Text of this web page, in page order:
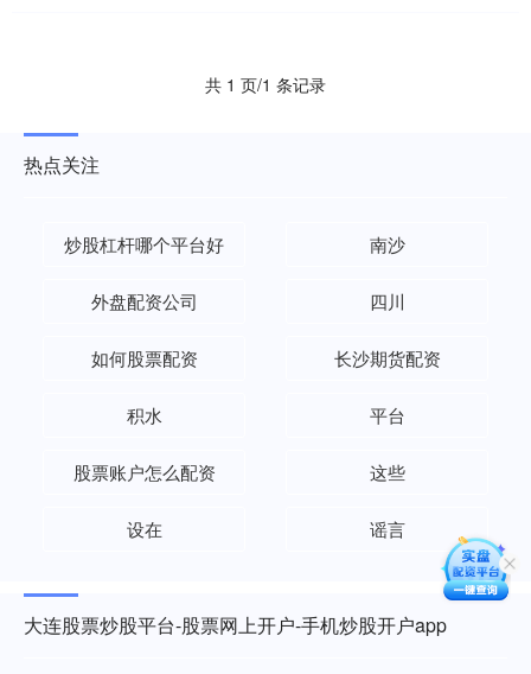
共 1 页/1 条记录
热点关注
炒股杠杆哪个平台好 南沙
外盘配资公司 四川
如何股票配资 长沙期货配资
积水 平台
股票账户怎么配资 这些
设在 谣言
大连股票炒股平台-股票网上开户-手机炒股开户app